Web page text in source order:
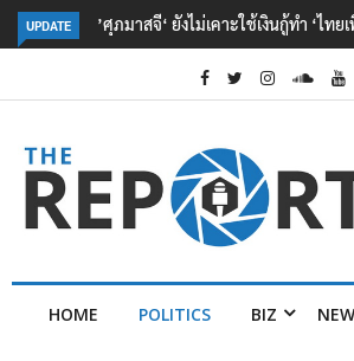
UPDATE ’ศุภมาสจี‘ ยังไม่เคาะใช้เงินกู้ทำ ‘ไทย
HOME POLITICS BIZ